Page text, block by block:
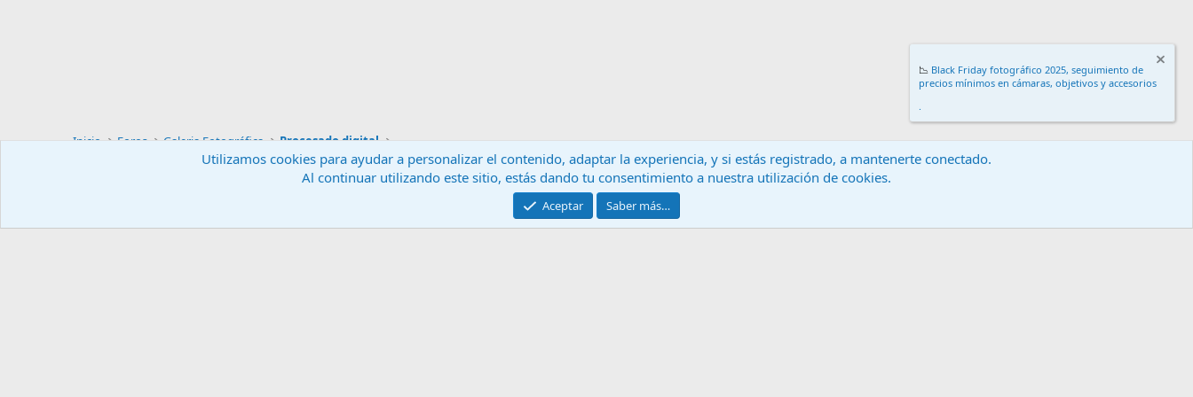
Inicio Foros Galeria Fotográfica Procesado digital
Contáctanos Términos y reglas
Community platform by XenForo® © 2010-2024 XenForo Ltd.
📉 Black Friday fotográfico 2025, seguimiento de
precios mínimos en cámaras, objetivos y accesorios
.
Utilizamos cookies para ayudar a personalizar el contenido, adaptar la experiencia, y si estás registrado, a mantenerte conectado.
Al continuar utilizando este sitio, estás dando tu consentimiento a nuestra utilización de cookies.
Aceptar Saber más…